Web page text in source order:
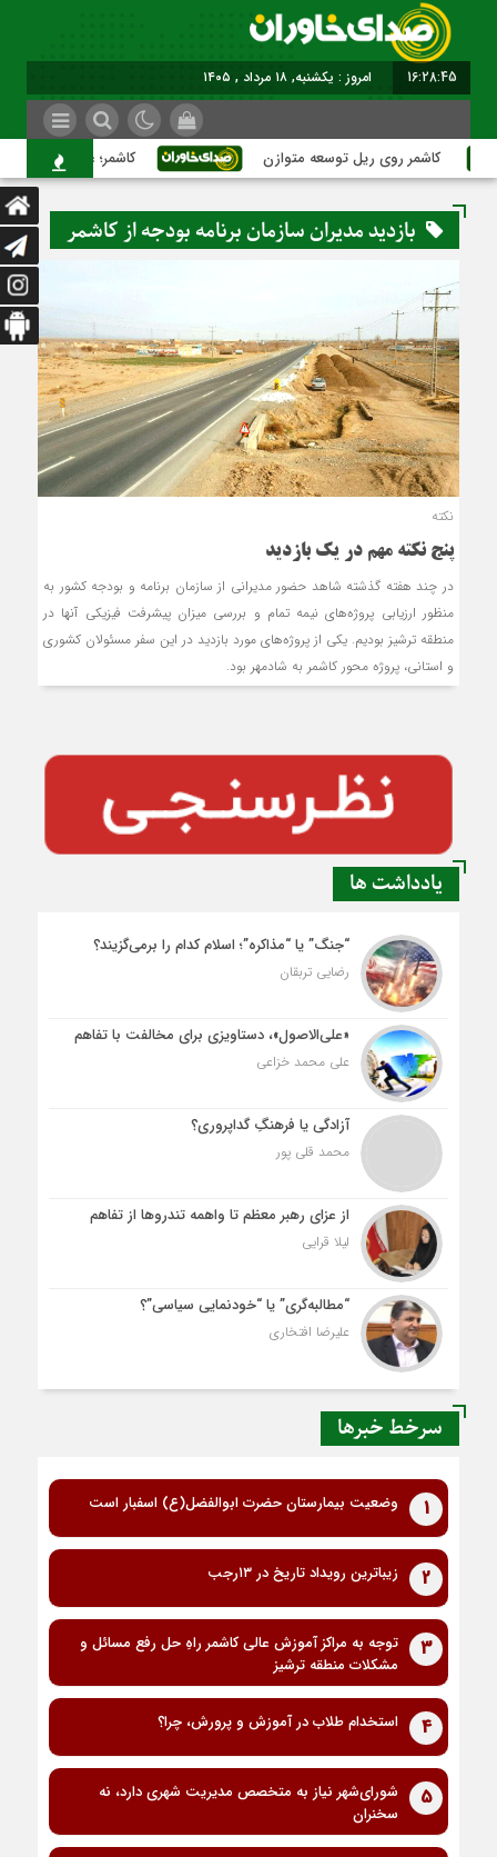
16:28:45 برابر با : Sunday - 9 Augus
کاشمر روی ریل توسعه متوازن کاشمر؛ عبور از
بازدید مدیران سازمان برنامه بودجه از کاشمر
نکته
پنج نکته مهم در يك بازديد
در چند هفته گذشته شاهد حضور مدیرانی از سازمان برنامه و بودجه کشور به
منظور ارزیابی پروژه‌های نیمه تمام و بررسی میزان پیشرفت فیزیکی آنها در
منطقه ترشیز بودیم. یکی از پروژه‌های مورد بازدید در این سفر مسئولان کشوری
و استانی، پروژه محور کاشمر به شادمهر بود.
یادداشت ها
“جنگ” یا “مذاکره”؛ اسلام کدام را برمی‌گزیند؟
رضایی تربقان
«علی‌الاصول»، دستاویزی برای مخالفت با تفاهم
علی محمد خزاعی
آزادگی یا فرهنگِ گداپروری؟
محمد قلی پور
از عزای رهبر معظم تا واهمه تندروها از تفاهم
لیلا قرایی
“مطالبه‌گری” یا “خودنمایی سیاسی”؟
علیرضا افتخاری
سرخط خبرها
1 وضعیت بیمارستان حضرت ابوالفضل(ع) اسفبار است
2 زیباترین رویداد تاریخ در ۱۳رجب
3
توجه به مراکز آموزش عالی کاشمر راهِ حل رفع مسائل و
مشکلات منطقه ترشیز
4 استخدام طلاب در آموزش و پرورش، چرا؟
5
شورای‌شهر نیاز به متخصص مدیریت شهری دارد، نه
سخنران